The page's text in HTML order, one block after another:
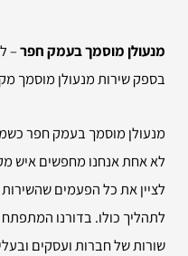
מנעולן מוסמך בעמק חפר–
בספק שירות מנעולן מוסמך
מנעולן מוסמך בעמק חפר
לא אחת אנחנו מחפשים איש
לציין את כל הפעמים
לתהליך כולו. בדורנו
שורות של חברות ועסקים